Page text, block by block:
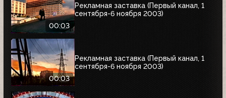
00:03
Рекламная заставка (Первый канал, 1
сентября-6 ноября 2003)
00:03
Рекламная заставка (Первый канал, 1
сентября-6 ноября 2003)